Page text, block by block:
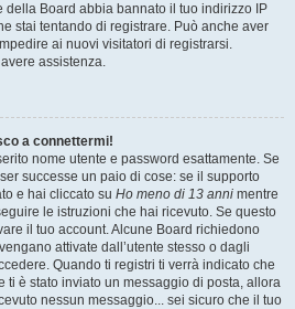
della Board abbia bannato il tuo indirizzo IP
stai tentando di registrare. Può anche aver
ai nuovi visitatori di registrarsi.
assistenza.
a connettermi!
nome utente e password esattamente. Se
successe un paio di cose: se il supporto
e hai cliccato su Ho meno di 13 anni mentre
le istruzioni che hai ricevuto. Se questo
il tuo account. Alcune Board richiedono
attivate dall’utente stesso o dagli
Quando ti registri ti verrà indicato che
ti è stato inviato un messaggio di posta, allora
nessun messaggio... sei sicuro che il tuo